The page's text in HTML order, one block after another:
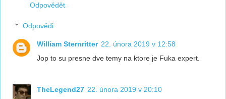
Odpovědět
Odpovědi
William Sternritter 22. února 2019 v 12:58
Jop to su presne dve temy na ktore je Fuka expert.
TheLegend27 22. února 2019 v 20:10